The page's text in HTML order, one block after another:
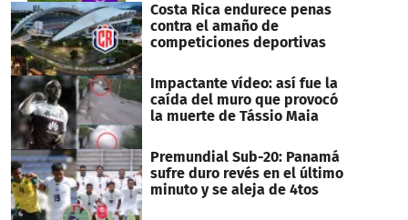
Costa Rica endurece penas
contra el amaño de
competiciones deportivas
Impactante vídeo: así fue la
caída del muro que provocó
la muerte de Tássio Maia
Premundial Sub-20: Panamá
sufre duro revés en el último
minuto y se aleja de 4tos